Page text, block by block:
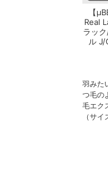
【
Real
ラッ
ル J/
羽みた
つ毛の
毛エク
（サ